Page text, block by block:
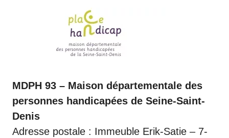
MDPH 93 – Maison départementale des
personnes handicapées de Seine-Saint-
Denis
Adresse postale : Immeuble Erik-Satie – 7-